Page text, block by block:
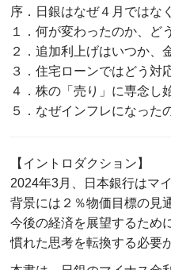
序．日銀はなぜ４月ではな
１．何が変わったのか、ど
２．追加利上げはいつか、
３．住宅ローンではどう対
４．株の「売り」に専念し
５．なぜインフレになった
【イントロダクション】
2024年3月、日本銀行はマ
背景には２％物価目標の見
今後の経済を展望するため
慣れた思考を転換する必要